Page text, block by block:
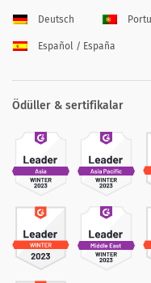
Deutsch
Español / España
Ödüller & sertifikalar